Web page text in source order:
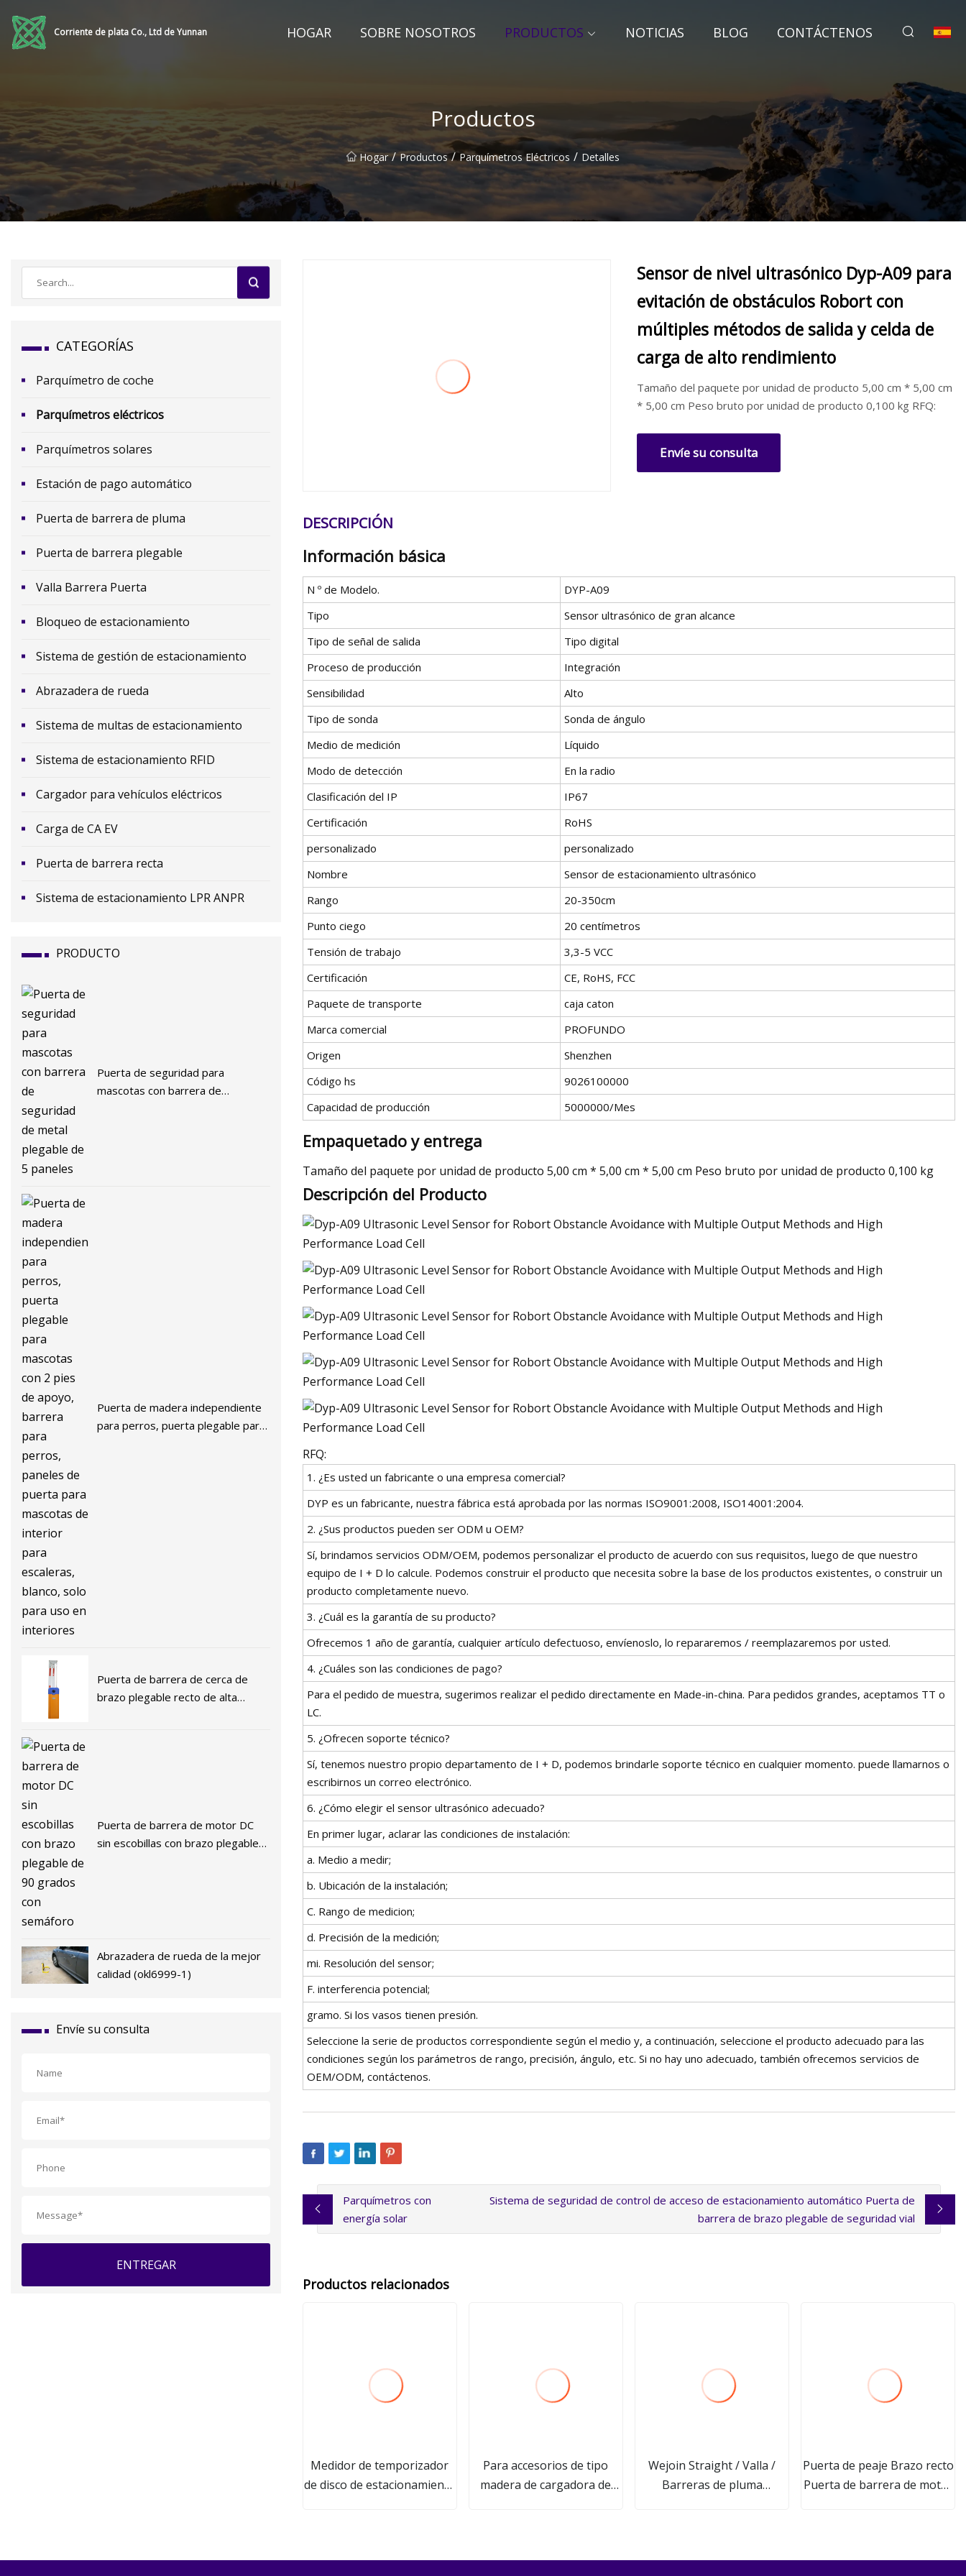
Corriente de plata Co., Ltd de Yunnan HOGAR SOBRE NOSOTROS PRODUCTOS NOTICIAS BLOG CONTÁCTENOS
Productos
Hogar / Productos / Parquímetros Eléctricos / Detalles
CATEGORÍAS
Parquímetro de coche
Parquímetros eléctricos
Parquímetros solares
Estación de pago automático
Puerta de barrera de pluma
Puerta de barrera plegable
Valla Barrera Puerta
Bloqueo de estacionamiento
Sistema de gestión de estacionamiento
Abrazadera de rueda
Sistema de multas de estacionamiento
Sistema de estacionamiento RFID
Cargador para vehículos eléctricos
Carga de CA EV
Puerta de barrera recta
Sistema de estacionamiento LPR ANPR
PRODUCTO
Puerta de seguridad para
mascotas con barrera de
Puerta de madera independiente
para perros, puerta plegable para
Puerta de barrera de cerca de
brazo plegable recto de alta
Puerta de barrera de motor DC
sin escobillas con brazo plegable
Abrazadera de rueda de la mejor
calidad (okl6999-1)
Envíe su consulta
ENTREGAR
Sensor de nivel ultrasónico Dyp-A09 para
evitación de obstáculos Robort con
múltiples métodos de salida y celda de
carga de alto rendimiento
Tamaño del paquete por unidad de producto 5,00 cm * 5,00 cm
* 5,00 cm Peso bruto por unidad de producto 0,100 kg RFQ:
Envíe su consulta
DESCRIPCIÓN
Información básica
N º de Modelo.
DYP-A09
Tipo
Sensor ultrasónico de gran alcance
Tipo de señal de salida
Tipo digital
Proceso de producción
Integración
Sensibilidad
Alto
Tipo de sonda
Sonda de ángulo
Medio de medición
Líquido
Modo de detección
En la radio
Clasificación del IP
IP67
Certificación
RoHS
personalizado
personalizado
Nombre
Sensor de estacionamiento ultrasónico
Rango
20-350cm
Punto ciego
20 centímetros
Tensión de trabajo
3,3-5 VCC
Certificación
CE, RoHS, FCC
Paquete de transporte
caja caton
Marca comercial
PROFUNDO
Origen
Shenzhen
Código hs
9026100000
Capacidad de producción
5000000/Mes
Empaquetado y entrega
Tamaño del paquete por unidad de producto 5,00 cm * 5,00 cm * 5,00 cm Peso bruto por unidad de producto 0,100 kg
Descripción del Producto
RFQ:
1. ¿Es usted un fabricante o una empresa comercial?
DYP es un fabricante, nuestra fábrica está aprobada por las normas ISO9001:2008, ISO14001:2004.
2. ¿Sus productos pueden ser ODM u OEM?
Sí, brindamos servicios ODM/OEM, podemos personalizar el producto de acuerdo con sus requisitos, luego de que nuestro
equipo de I + D lo calcule. Podemos construir el producto que necesita sobre la base de los productos existentes, o construir un
producto completamente nuevo.
3. ¿Cuál es la garantía de su producto?
Ofrecemos 1 año de garantía, cualquier artículo defectuoso, envíenoslo, lo repararemos / reemplazaremos por usted.
4. ¿Cuáles son las condiciones de pago?
Para el pedido de muestra, sugerimos realizar el pedido directamente en Made-in-china. Para pedidos grandes, aceptamos TT o
LC.
5. ¿Ofrecen soporte técnico?
Sí, tenemos nuestro propio departamento de I + D, podemos brindarle soporte técnico en cualquier momento. puede llamarnos o
escribirnos un correo electrónico.
6. ¿Cómo elegir el sensor ultrasónico adecuado?
En primer lugar, aclarar las condiciones de instalación:
a. Medio a medir;
b. Ubicación de la instalación;
C. Rango de medicion;
d. Precisión de la medición;
mi. Resolución del sensor;
F. interferencia potencial;
gramo. Si los vasos tienen presión.
Seleccione la serie de productos correspondiente según el medio y, a continuación, seleccione el producto adecuado para las
condiciones según los parámetros de rango, precisión, ángulo, etc. Si no hay uno adecuado, también ofrecemos servicios de
OEM/ODM, contáctenos.
Parquímetros con
energía solar
Sistema de seguridad de control de acceso de estacionamiento automático Puerta de
barrera de brazo plegable de seguridad vial
Productos relacionados
Medidor de temporizador
de disco de estacionamiento
Para accesorios de tipo
madera de cargadora de
Wejoin Straight / Valla /
Barreras de pluma
Puerta de peaje Brazo recto
Puerta de barrera de motor